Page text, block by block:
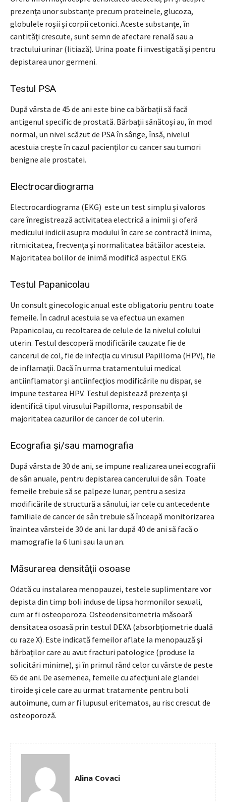
prezenţa unor substanţe precum proteinele, glucoza,
globulele roşii şi corpii cetonici. Aceste substanţe, în
cantităţi crescute, sunt semn de afectare renală sau a
tractului urinar (litiază). Urina poate fi investigată şi pentru
depistarea unor germeni.
Testul PSA
După vârsta de 45 de ani este bine ca bărbații să facă
antigenul specific de prostată. Bărbații sănătoși au, în mod
normal, un nivel scăzut de PSA în sânge, însă, nivelul
acestuia crește în cazul pacienților cu cancer sau tumori
benigne ale prostatei.
Electrocardiograma
Electrocardiograma (EKG) este un test simplu și valoros
care înregistrează activitatea electrică a inimii și oferă
medicului indicii asupra modului în care se contractă inima,
ritmicitatea, frecvența și normalitatea bătăilor acesteia.
Majoritatea bolilor de inimă modifică aspectul EKG.
Testul Papanicolau
Un consult ginecologic anual este obligatoriu pentru toate
femeile. În cadrul acestuia se va efectua un examen
Papanicolau, cu recoltarea de celule de la nivelul colului
uterin. Testul descoperă modificările cauzate fie de
cancerul de col, fie de infecţia cu virusul Papilloma (HPV), fie
de inflamaţii. Dacă în urma tratamentului medical
antiinflamator şi antiinfecţios modificările nu dispar, se
impune testarea HPV. Testul depistează prezenţa şi
identifică tipul virusului Papilloma, responsabil de
majoritatea cazurilor de cancer de col uterin.
Ecografia și/sau mamografia
După vârsta de 30 de ani, se impune realizarea unei ecografii
de sân anuale, pentru depistarea cancerului de sân. Toate
femeile trebuie să se palpeze lunar, pentru a sesiza
modificările de structură a sânului, iar cele cu antecedente
familiale de cancer de sân trebuie să înceapă monitorizarea
înaintea vârstei de 30 de ani. Iar după 40 de ani să facă o
mamografie la 6 luni sau la un an.
Măsurarea densității osoase
Odată cu instalarea menopauzei, testele suplimentare vor
depista din timp boli induse de lipsa hormonilor sexuali,
cum ar fi osteoporoza. Osteodensitometria măsoară
densitatea osoasă prin testul DEXA (absorbţiometrie duală
cu raze X). Este indicată femei­lor aflate la menopauză şi
bărbaţilor care au avut fracturi patologice (produse la
solicitări minime), şi în primul rând celor cu vârste de peste
65 de ani. De asemenea, femeile cu afecţiuni ale glandei
tiroide şi cele care au urmat tratamente pentru boli
autoimune, cum ar fi lupusul eritematos, au risc crescut de
osteoporoză.
Alina Covaci